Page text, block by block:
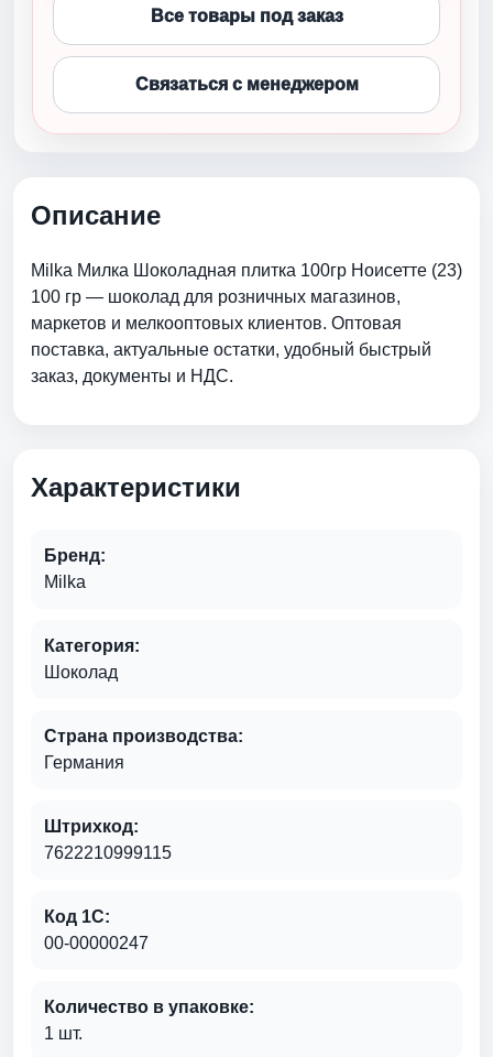
Все товары под заказ
Связаться с менеджером
Описание
Milka Милка Шоколадная плитка 100гр Ноисетте (23)
100 гр — шоколад для розничных магазинов,
маркетов и мелкооптовых клиентов. Оптовая
поставка, актуальные остатки, удобный быстрый
заказ, документы и НДС.
Характеристики
Бренд:
Milka
Категория:
Шоколад
Страна производства:
Германия
Штрихкод:
7622210999115
Код 1С:
00-00000247
Количество в упаковке:
1 шт.